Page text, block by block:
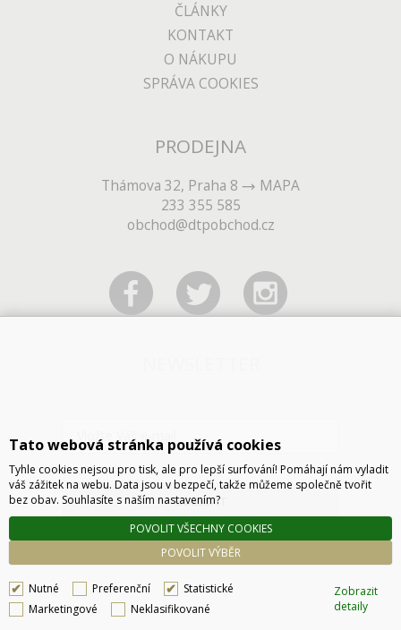
ČLÁNKY
KONTAKT
O NÁKUPU
SPRÁVA COOKIES
PRODEJNA
Thámova 32, Praha 8
MAPA
233 355 585
obchod@dtpobchod.cz
ODESLAT
Tato webová stránka používá cookies
Tyhle cookies nejsou pro tisk, ale pro lepší surfování! Pomáhají nám vyladit
váš zážitek na webu. Data jsou v bezpečí, takže můžeme společně tvořit
bez obav. Souhlasíte s naším nastavením?
POVOLIT VÝBĚR
POVOLIT VŠECHNY COOKIES
Nutné Preferenční
Statistické
Marketingové
Neklasifikované
Zobrazit
detaily